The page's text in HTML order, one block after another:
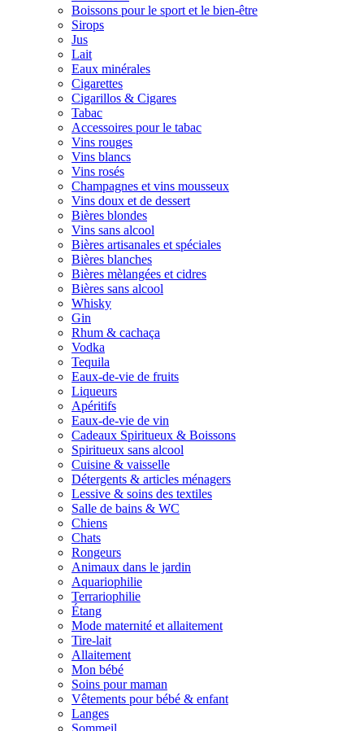
Boissons pour le sport et le bien-être
Sirops
Jus
Lait
Eaux minérales
Cigarettes
Cigarillos & Cigares
Tabac
Accessoires pour le tabac
Vins rouges
Vins blancs
Vins rosés
Champagnes et vins mousseux
Vins doux et de dessert
Bières blondes
Vins sans alcool
Bières artisanales et spéciales
Bières blanches
Bières mèlangées et cidres
Bières sans alcool
Whisky
Gin
Rhum & cachaça
Vodka
Tequila
Eaux-de-vie de fruits
Liqueurs
Apéritifs
Eaux-de-vie de vin
Cadeaux Spiritueux & Boissons
Spiritueux sans alcool
Cuisine & vaisselle
Détergents & articles ménagers
Lessive & soins des textiles
Salle de bains & WC
Chiens
Chats
Rongeurs
Animaux dans le jardin
Aquariophilie
Terrariophilie
Étang
Mode maternité et allaitement
Tire-lait
Allaitement
Mon bébé
Soins pour maman
Vêtements pour bébé & enfant
Langes
Sommeil